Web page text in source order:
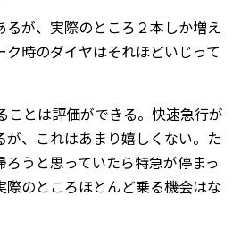
が、実際のところ２本しか増え
時のダイヤはそれほどいじって
ことは評価ができる。快速急行が
、これはあまり嬉しくない。た
うと思っていたら特急が停まっ
のところほとんど乗る機会はな